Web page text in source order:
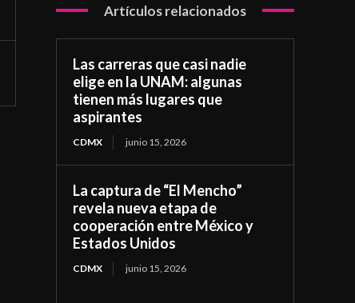
Artículos relacionados
Las carreras que casi nadie
elige en la UNAM: algunas
tienen más lugares que
aspirantes
CDMX junio 15, 2026
La captura de “El Mencho”
revela nueva etapa de
cooperación entre México y
Estados Unidos
CDMX junio 15, 2026